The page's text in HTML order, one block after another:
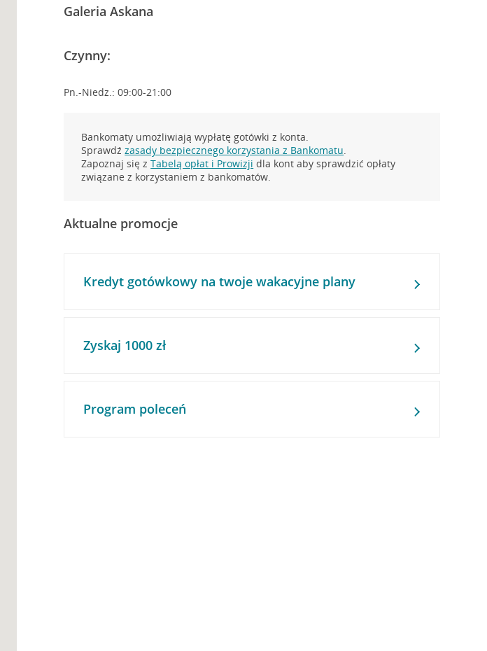
Galeria Askana
Czynny:
Pn.-Niedz.: 09:00-21:00
Bankomaty umożliwiają wypłatę gotówki z konta.
Sprawdźzasady bezpiecznego korzystania z Bankomatu.
Zapoznaj się zTabelą opłat i Prowizji dla kont aby sprawdzić opłaty
związane z korzystaniem z bankomatów.
Aktualne promocje
Kredyt gotówkowy na twoje wakacyjne plany
Zyskaj 1000 zł
Program poleceń